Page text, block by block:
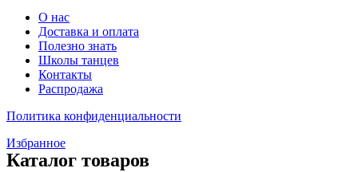
МенюО нас
Доставка и оплата
Полезно знать
Школы танцев
Контакты
Распродажа
Политика конфиденциальности
Избранное
Каталог товаров